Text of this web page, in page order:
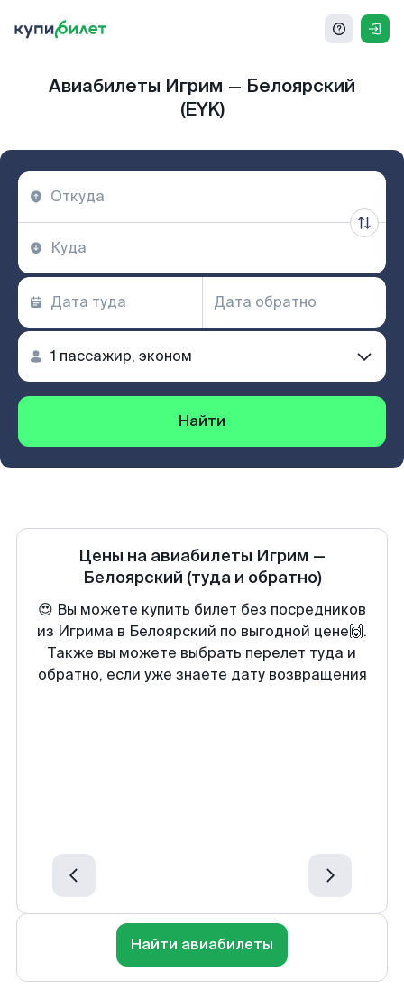
Авиабилеты Игрим — Белоярский
(EYK)
Найти
Цены на авиабилеты Игрим —
Белоярский (туда и обратно)
😍 Вы можете купить билет без посредников
из Игрима в Белоярский по выгодной цене🙌.
Также вы можете выбрать перелет туда и
обратно, если уже знаете дату возвращения
Найти авиабилеты